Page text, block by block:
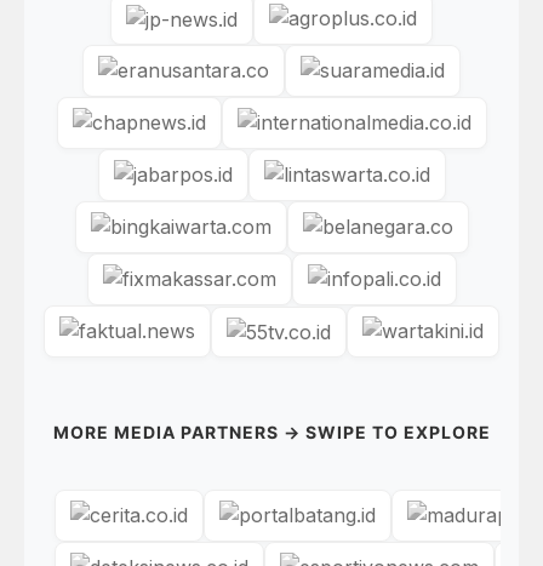
MORE MEDIA PARTNERS → SWIPE TO EXPLORE